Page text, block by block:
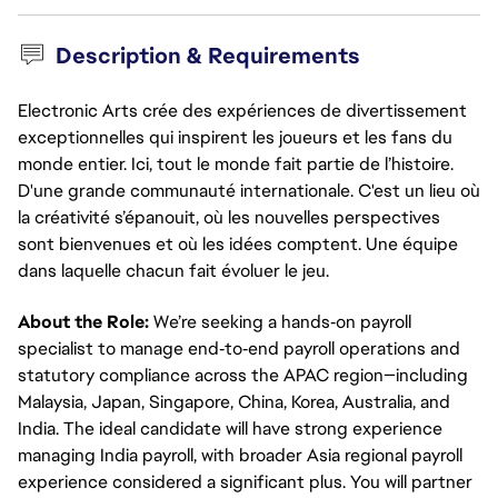
Description & Requirements
Electronic Arts crée des expériences de divertissement
exceptionnelles qui inspirent les joueurs et les fans du
monde entier. Ici, tout le monde fait partie de l’histoire.
D'une grande communauté internationale. C'est un lieu où
la créativité s’épanouit, où les nouvelles perspectives
sont bienvenues et où les idées comptent. Une équipe
dans laquelle chacun fait évoluer le jeu.
About the Role:We’re seeking a hands‑on payroll
specialist to manage end‑to‑end payroll operations and
statutory compliance across the APAC region—including
Malaysia, Japan, Singapore, China, Korea, Australia, and
India. The ideal candidate will have strong experience
managing India payroll, with broader Asia regional payroll
experience considered a significant plus. You will partner